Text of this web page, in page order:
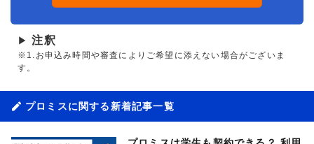
▶ 注釈
※1.お申込み時間や審査によりご希望に添えない場合がございま
す。
プロミスに関する新着記事一覧